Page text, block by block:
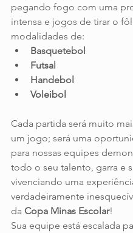
pegando fogo com uma
intensa e jogos de tirar o
modalidades de:
Basquetebol
Futsal
Handebol
Voleibol
Cada partida será muito
um jogo; será uma
para nossas equipes
todo o seu talento, garra e
vivenciando uma
verdadeiramente
da Copa Minas Escolar!
Sua equipe está escalada